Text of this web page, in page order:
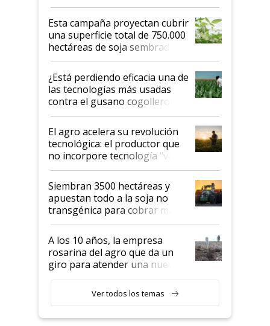
Esta campaña proyectan cubrir
una superficie total de 750.000
hectáreas de soja sembradas
con una nueva generación de
variedades que marcan un
salto tecnológico en genética y
rendimiento
¿Está perdiendo eficacia una de
las tecnologías más usadas
contra el gusano cogollero? El
desafío de una tecnología clave
El agro acelera su revolución
tecnológica: el productor que
no incorpore tecnología "va a
perder el tren"
Siembran 3500 hectáreas y
apuestan todo a la soja no
transgénica para cobrar más
por tonelada: compraron un
semillero
A los 10 años, la empresa
rosarina del agro que da un
giro para atender una nueva
Ver todos los temas